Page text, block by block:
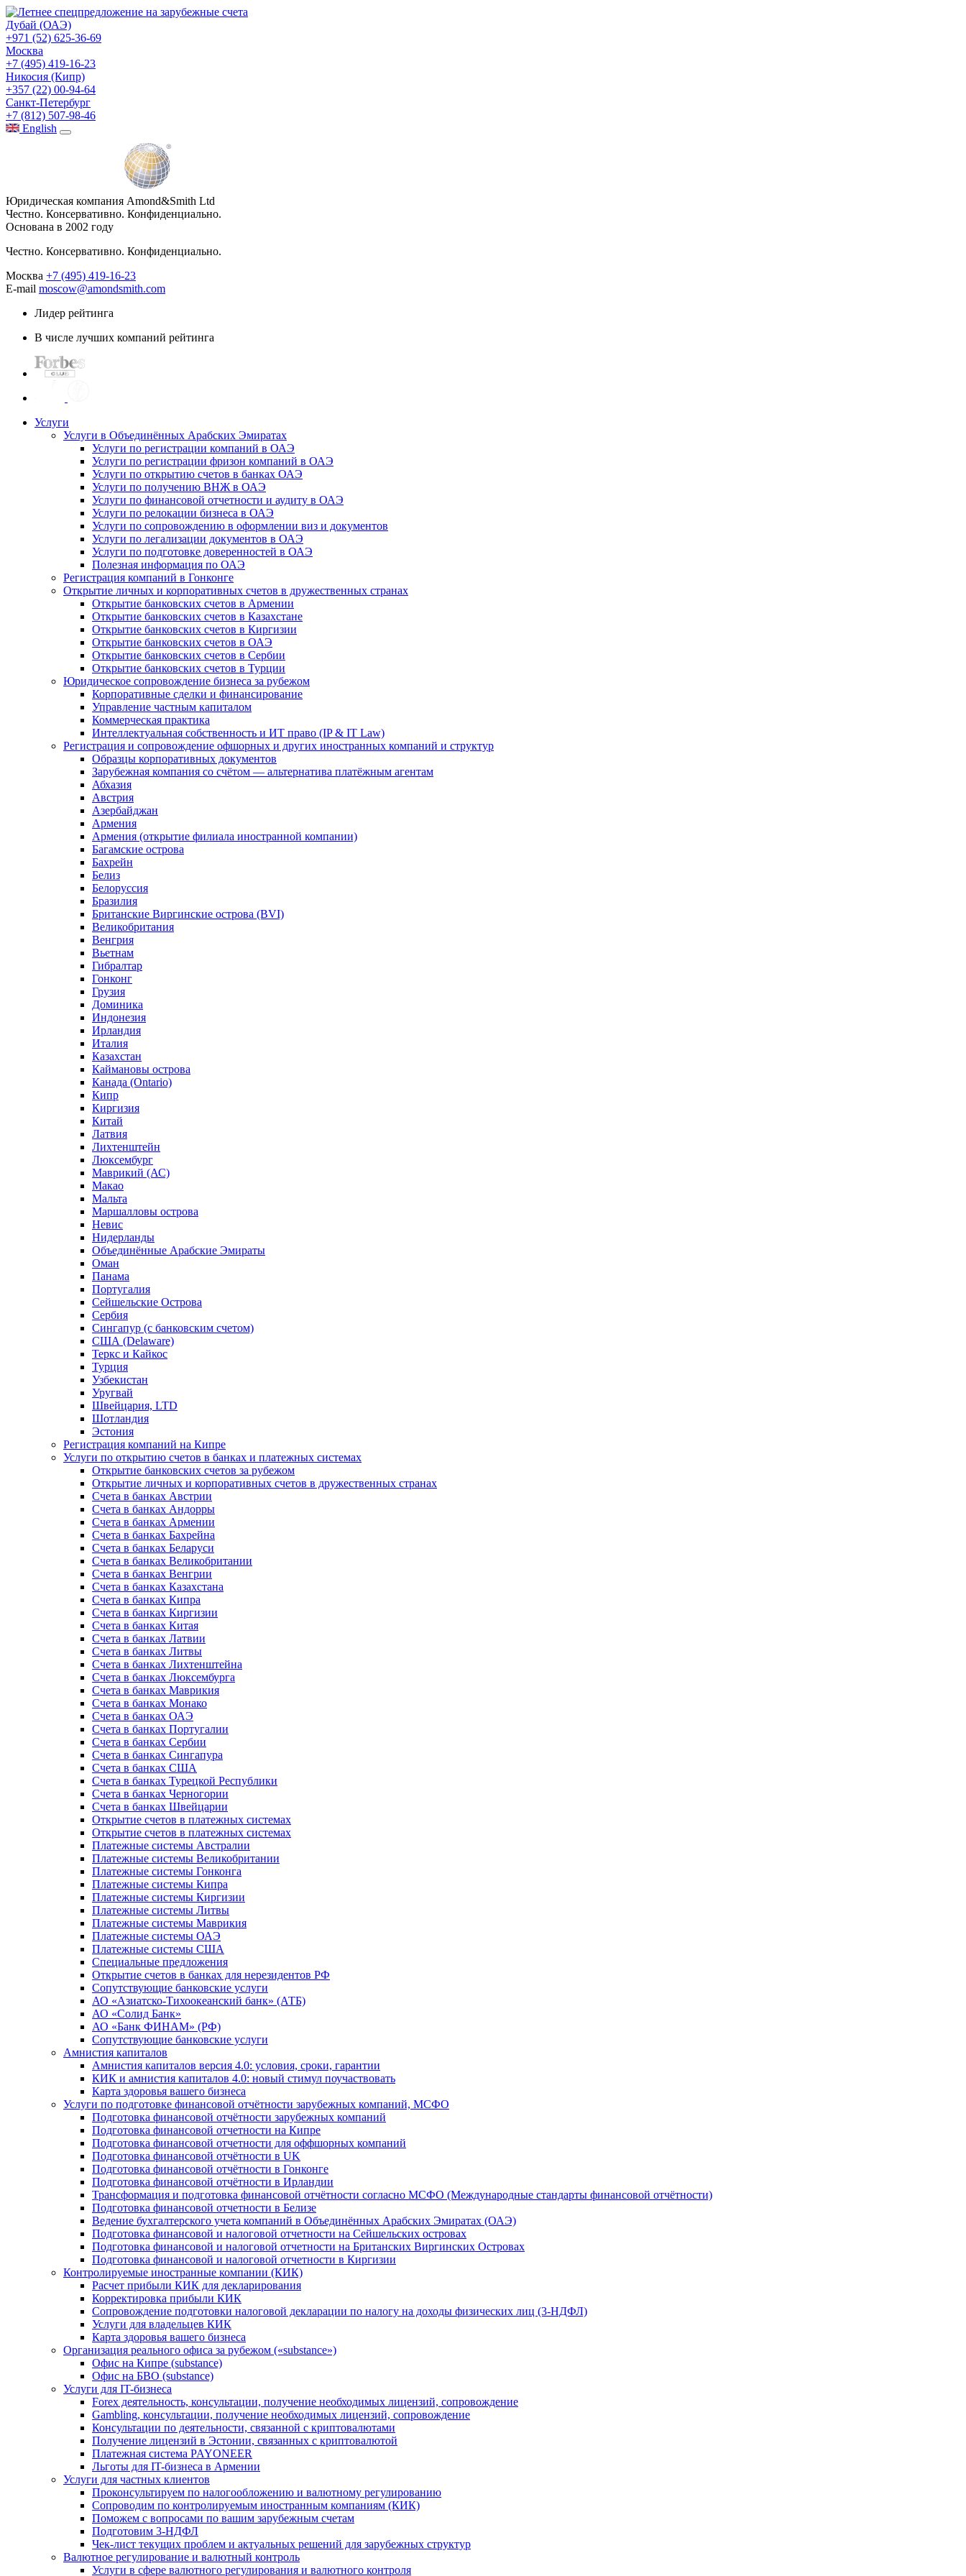
Дубай (ОАЭ)
+971 (52) 625-36-69
Москва
+7 (495) 419-16-23
Никосия (Кипр)
+357 (22) 00-94-64
Санкт-Петербург
+7 (812) 507-98-46
English
Юридическая компания Amond&Smith Ltd
Честно. Консервативно. Конфиденциально.
Основана в 2002 году
Честно. Консервативно. Конфиденциально.
Москва +7 (495) 419-16-23
E-mail moscow@amondsmith.com
Лидер рейтинга
В числе лучших компаний рейтинга
Услуги
Услуги в Объединённых Арабских Эмиратах
Услуги по регистрации компаний в ОАЭ
Услуги по регистрации фризон компаний в ОАЭ
Услуги по открытию счетов в банках ОАЭ
Услуги по получению ВНЖ в ОАЭ
Услуги по финансовой отчетности и аудиту в ОАЭ
Услуги по релокации бизнеса в ОАЭ
Услуги по сопровождению в оформлении виз и документов
Услуги по легализации документов в ОАЭ
Услуги по подготовке доверенностей в ОАЭ
Полезная информация по ОАЭ
Регистрация компаний в Гонконге
Открытие личных и корпоративных счетов в дружественных странах
Открытие банковских счетов в Армении
Открытие банковских счетов в Казахстане
Открытие банковских счетов в Киргизии
Открытие банковских счетов в ОАЭ
Открытие банковских счетов в Сербии
Открытие банковских счетов в Турции
Юридическое сопровождение бизнеса за рубежом
Корпоративные сделки и финансирование
Управление частным капиталом
Коммерческая практика
Интеллектуальная собственность и ИТ право (IP & IT Law)
Регистрация и сопровождение офшорных и других иностранных компаний и структур
Образцы корпоративных документов
Зарубежная компания со счётом — альтернатива платёжным агентам
Абхазия
Австрия
Азербайджан
Армения
Армения (открытие филиала иностранной компании)
Багамские острова
Бахрейн
Белиз
Белоруссия
Бразилия
Британские Виргинские острова (BVI)
Великобритания
Венгрия
Вьетнам
Гибралтар
Гонконг
Грузия
Доминика
Индонезия
Ирландия
Италия
Казахстан
Каймановы острова
Канада (Ontario)
Кипр
Киргизия
Китай
Латвия
Лихтенштейн
Люксембург
Маврикий (АС)
Макао
Мальта
Маршалловы острова
Нeвис
Нидерланды
Объединённые Арабские Эмираты
Оман
Панама
Португалия
Сейшельские Острова
Сербия
Сингапур (c банковским счетом)
США (Delaware)
Теркс и Кайкос
Турция
Узбекистан
Уругвай
Швейцария, LTD
Шотландия
Эстония
Регистрация компаний на Кипре
Услуги по открытию счетов в банках и платежных системах
Открытие банковских счетов за рубежом
Открытие личных и корпоративных счетов в дружественных странах
Счета в банках Австрии
Счета в банках Андорры
Счета в банках Армении
Счета в банках Бахрейна
Счета в банках Беларуси
Счета в банках Великобритании
Счета в банках Венгрии
Счета в банках Казахстана
Счета в банках Кипра
Счета в банках Киргизии
Счета в банках Китая
Счета в банках Латвии
Счета в банках Литвы
Счета в банках Лихтенштейна
Счета в банках Люксембурга
Счета в банках Маврикия
Счета в банках Монако
Счета в банках ОАЭ
Счета в банках Португалии
Счета в банках Сербии
Счета в банках Сингапура
Счета в банках США
Счета в банках Турецкой Республики
Счета в банках Черногории
Счета в банках Швейцарии
Открытие счетов в платежных системах
Открытие счетов в платежных системах
Платежные системы Австралии
Платежные системы Великобритании
Платежные системы Гонконга
Платежные системы Кипра
Платежные системы Киргизии
Платежные системы Литвы
Платежные системы Маврикия
Платежные системы ОАЭ
Платежные системы США
Специальные предложения
Открытие счетов в банках для нерезидентов РФ
Сопутствующие банковские услуги
АО «Азиатско-Тихоокеанский банк» (АТБ)
АО «Солид Банк»
АО «Банк ФИНАМ» (РФ)
Сопутствующие банковские услуги
Амнистия капиталов
Амнистия капиталов версия 4.0: условия, сроки, гарантии
КИК и амнистия капиталов 4.0: новый стимул поучаствовать
Карта здоровья вашего бизнеса
Услуги по подготовке финансовой отчётности зарубежных компаний, МСФО
Подготовка финансовой отчётности зарубежных компаний
Подготовка финансовой отчетности на Кипре
Подготовка финансовой отчетности для оффшорных компаний
Подготовка финансовой отчётности в UK
Подготовка финансовой отчётности в Гонконге
Подготовка финансовой отчётности в Ирландии
Трансформация и подготовка финансовой отчётности согласно МСФО (Международные стандарты финансовой отчётности)
Подготовка финансовой отчетности в Белизе
Ведение бухгалтерского учета компаний в Объединённых Арабских Эмиратах (ОАЭ)
Подготовка финансовой и налоговой отчетности на Сейшельских островах
Подготовка финансовой и налоговой отчетности на Британских Виргинских Островах
Подготовка финансовой и налоговой отчетности в Киргизии
Контролируемые иностранные компании (КИК)
Расчет прибыли КИК для декларирования
Корректировка прибыли КИК
Сопровождение подготовки налоговой декларации по налогу на доходы физических лиц (3-НДФЛ)
Услуги для владельцев КИК
Карта здоровья вашего бизнеса
Организация реального офиса за рубежом («substance»)
Офис на Кипре (substance)
Офис на БВО (substance)
Услуги для IT-бизнеса
Forex деятельность, консультации, получение необходимых лицензий, сопровождение
Gambling, консультации, получение необходимых лицензий, сопровождение
Консультации по деятельности, связанной с криптовалютами
Получение лицензий в Эстонии, связанных с криптовалютой
Платежная система PAYONEER
Льготы для IT-бизнеса в Армении
Услуги для частных клиентов
Проконсультируем по налогообложению и валютному регулированию
Сопроводим по контролируемым иностранным компаниям (КИК)
Поможем с вопросами по вашим зарубежным счетам
Подготовим 3-НДФЛ
Чек-лист текущих проблем и актуальных решений для зарубежных структур
Валютное регулирование и валютный контроль
Услуги в сфере валютного регулирования и валютного контроля